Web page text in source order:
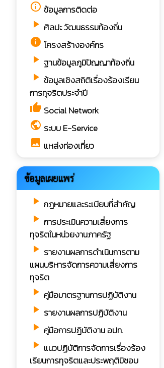
info_outline ข้อมูลการติดต่อ
play_arrow ศิลปะ วัฒนธรรมท้องถิ่น
info โครงสร้างองค์กร
play_arrow ฐานข้อมูลภูมิปัญญาท้องถิ่น
play_arrow ข้อมูลเชิงสถิติเรื่องร้องเรียน
การทุจริตประจำปี
thumb_up Social Network
public ระบบ E-Service
image แหล่งท่องเที่ยว
ข้อมูลเผยแพร่
play_arrow กฎหมายและระเบียบที่สำคัญ
play_arrow การประเมินความเสี่ยงการ
ทุจริตในหน่วยงานภาครัฐ
play_arrow รายงานผลการดำเนินการตาม
แผนบริหารจัดการความเสี่ยงการ
ทุจริต
play_arrow คู่มือมาตรฐานการปฏิบัติงาน
play_arrow รายงานผลการปฏิบัติงาน
play_arrow คู่มือการปฏิบัติงาน อปท.
play_arrow แนวปฏิบัติการจัดการเรื่องร้อง
เรียนการทุจริตและประพฤติมิชอบ